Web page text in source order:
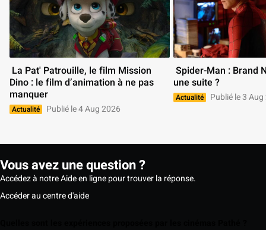
Dino : le film d’animation à ne pas
manquer
Actualité Publié le 4 Aug 2026
une suite ?
Actualité Publié le 3
Vous avez une question ?
Accédez à notre Aide en ligne pour trouver la réponse.
Accéder au centre d'aide